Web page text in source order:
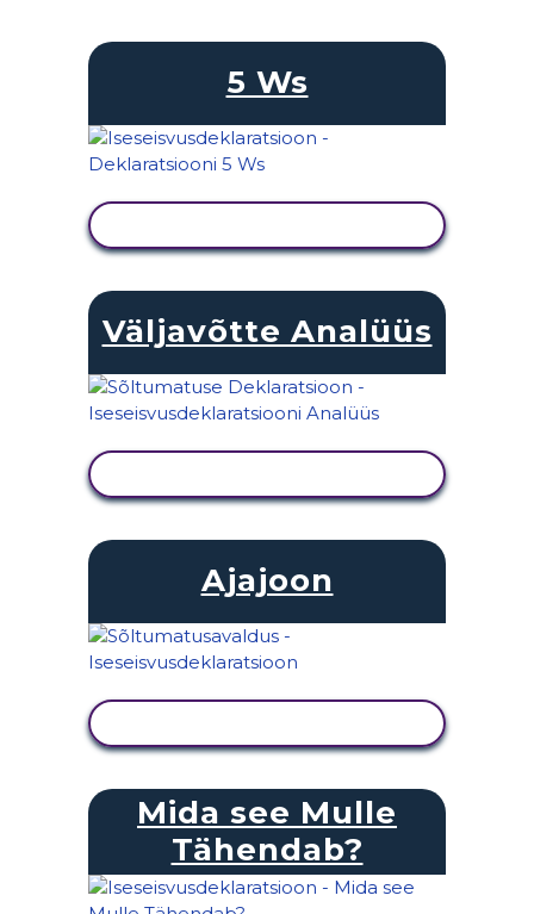
5 Ws
Väljavõtte Analüüs
Ajajoon
Mida see Mulle
Tähendab?